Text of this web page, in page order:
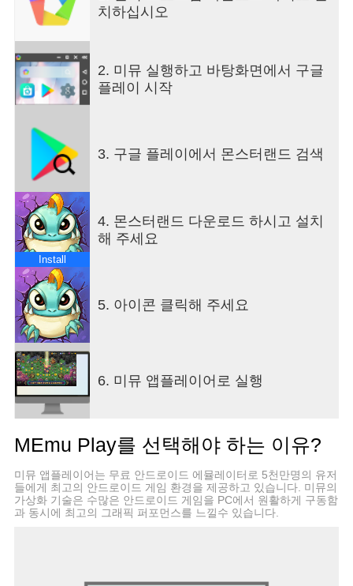
【게임 특색】
=몬스터 합성, 물품 수집=
몬스터 랜드는 강력한 몬스터 알을 수집, 합성, 진화
하는 새로운 전략게임 입니다.
위대한 성스러운 볼의 힘으로 잠든 땅을 깨우고 건
축, 식물, 몬스터, 골드, 보석 등을 수집하세요!
당신의 지혜를 시험하고자 수천 개의 도전이 당신을
기다라고 있습니다.
신비로운 오색별을 모아 새로운 몬스터를 잠금해제,
당신만의 라인업을 구성하여
스릴 넘치는 배틀과 푸짐한 보상을 챙기세요!
=핸드 페인팅, 놀라운 사운드 트랙=
몬스터의 리얼감을 업하기 위한 선택!
특별한 배경음과 효과음으로 플레이 열정 향상!
=크로스서버 지원, 연맹 콘텐츠 =
연맹에 가입해 멤버들과 영지를 넓혀가세요!
연맹 활동을 돕기 위한 자동번역 기능은 덤!
지금 바로 다운로드 GO! 몬스터 랜드!
【연락처】
공식 Facebook：
https://www.facebook.com/parkofmonster/
공식 Twitter：https://twitter.com/ParkOfMonster1
공식 Instgram：
공식 Youtube：
https://www.youtube.com/channel/
view_as=subscriber
공식 QQ：945661237
치하십시오
2. 미뮤 실행하고 바탕화면에서 구글
플레이 시작
3. 구글 플레이에서 몬스터랜드 검색
Install
4. 몬스터랜드 다운로드 하시고 설치
해 주세요
5. 아이콘 클릭해 주세요
6. 미뮤 앱플레이어로 실행
MEmu Play를 선택해야 하는 이유?
미뮤 앱플레이어는 무료 안드로이드 에뮬레이터로 5천만명의 유저
들에게 최고의 안드로이드 게임 환경을 제공하고 있습니다. 미뮤의
가상화 기술은 수많은 안드로이드 게임을 PC에서 원활하게 구동함
과 동시에 최고의 그래픽 퍼포먼스를 느낄수 있습니다.